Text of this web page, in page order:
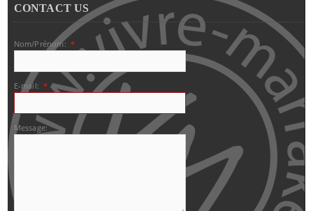
CONTACT US
Nom/Prénom: *
E-mail: *
Message: